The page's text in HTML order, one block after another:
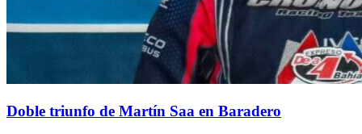
Doble triunfo de Martín Saa en Baradero